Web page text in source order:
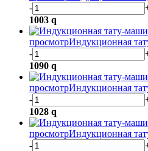
-
1003 q
просмотрИндукционная
-
1090 q
просмотрИндукционная
-
1028 q
просмотрИндукционная
-